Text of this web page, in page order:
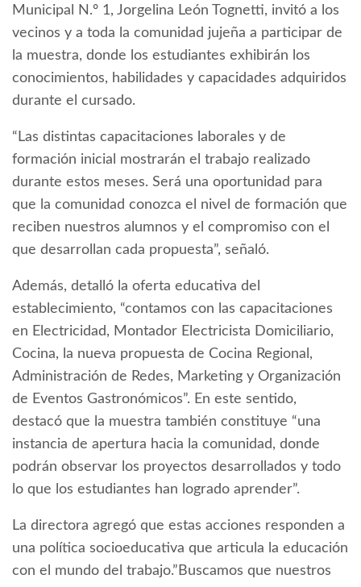
Municipal N.º 1, Jorgelina León Tognetti, invitó a los
vecinos y a toda la comunidad jujeña a participar de
la muestra, donde los estudiantes exhibirán los
conocimientos, habilidades y capacidades adquiridos
durante el cursado.
“Las distintas capacitaciones laborales y de
formación inicial mostrarán el trabajo realizado
durante estos meses. Será una oportunidad para
que la comunidad conozca el nivel de formación que
reciben nuestros alumnos y el compromiso con el
que desarrollan cada propuesta”, señaló.
Además, detalló la oferta educativa del
establecimiento, “contamos con las capacitaciones
en Electricidad, Montador Electricista Domiciliario,
Cocina, la nueva propuesta de Cocina Regional,
Administración de Redes, Marketing y Organización
de Eventos Gastronómicos”. En este sentido,
destacó que la muestra también constituye “una
instancia de apertura hacia la comunidad, donde
podrán observar los proyectos desarrollados y todo
lo que los estudiantes han logrado aprender”.
La directora agregó que estas acciones responden a
una política socioeducativa que articula la educación
con el mundo del trabajo.”Buscamos que nuestros